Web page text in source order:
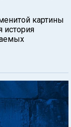
картины
история